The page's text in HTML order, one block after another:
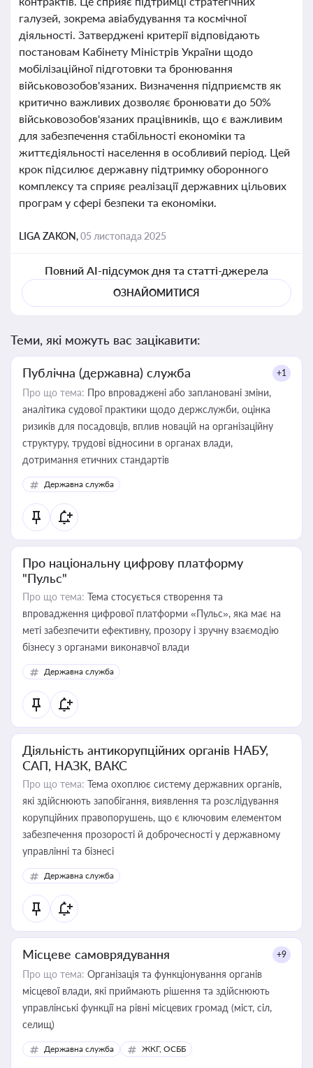
галузей, зокрема авіабудування та космічної
діяльності. Затверджені критерії відповідають
постановам Кабінету Міністрів України щодо
мобілізаційної підготовки та бронювання
військовозобов'язаних. Визначення підприємств як
критично важливих дозволяє бронювати до 50%
військовозобов'язаних працівників, що є важливим
для забезпечення стабільності економіки та
життєдіяльності населення в особливий період. Цей
крок підсилює державну підтримку оборонного
комплексу та сприяє реалізації державних цільових
програм у сфері безпеки та економіки.
LIGA ZAKON,05 листопада 2025
Повний AI-підсумок дня та статті-джерела
ОЗНАЙОМИТИСЯ
Теми, які можуть вас зацікавити:
Публічна (державна) служба +1
Про що тема: Про впроваджені або заплановані зміни,
аналітика судової практики щодо держслужби, оцінка
ризиків для посадовців, вплив новацій на організаційну
структуру, трудові відносини в органах влади,
дотримання етичних стандартів
Державна служба
Про національну цифрову платформу
"Пульс"
Про що тема: Тема стосується створення та
впровадження цифрової платформи «Пульс», яка має на
меті забезпечити ефективну, прозору і зручну взаємодію
бізнесу з органами виконавчої влади
Державна служба
Діяльність антикорупційних органів НАБУ,
САП, НАЗК, ВАКС
Про що тема: Тема охоплює систему державних органів,
які здійснюють запобігання, виявлення та розслідування
корупційних правопорушень, що є ключовим елементом
забезпечення прозорості й доброчесності у державному
управлінні та бізнесі
Державна служба
Місцеве самоврядування +9
Про що тема: Організація та функціонування органів
місцевої влади, які приймають рішення та здійснюють
управлінські функції на рівні місцевих громад (міст, сіл,
селищ)
Державна служба ЖКГ, ОСББ